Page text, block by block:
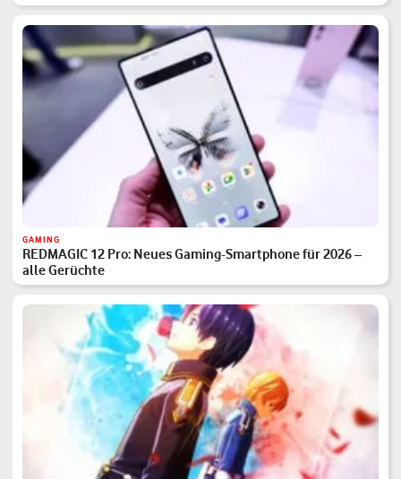
GAMING
REDMAGIC 12 Pro: Neues Gaming-Smartphone für 2026 –
alle Gerüchte